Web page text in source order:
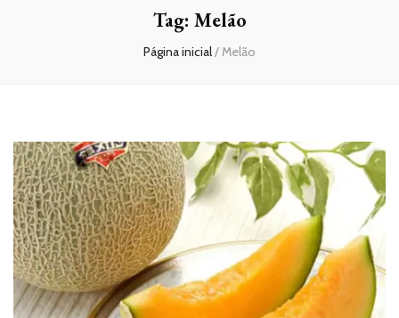
Tag: Melão
Página inicial/Melão